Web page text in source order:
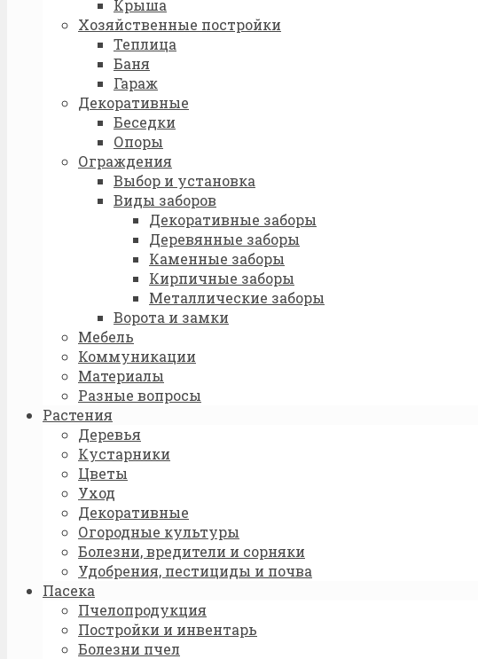
Крыша
Хозяйственные постройки
Теплица
Баня
Гараж
Декоративные
Беседки
Опоры
Ограждения
Выбор и установка
Виды заборов
Декоративные заборы
Деревянные заборы
Каменные заборы
Кирпичные заборы
Металлические заборы
Ворота и замки
Мебель
Коммуникации
Материалы
Разные вопросы
Растения
Деревья
Кустарники
Цветы
Уход
Декоративные
Огородные культуры
Болезни, вредители и сорняки
Удобрения, пестициды и почва
Пасека
Пчелопродукция
Постройки и инвентарь
Болезни пчел